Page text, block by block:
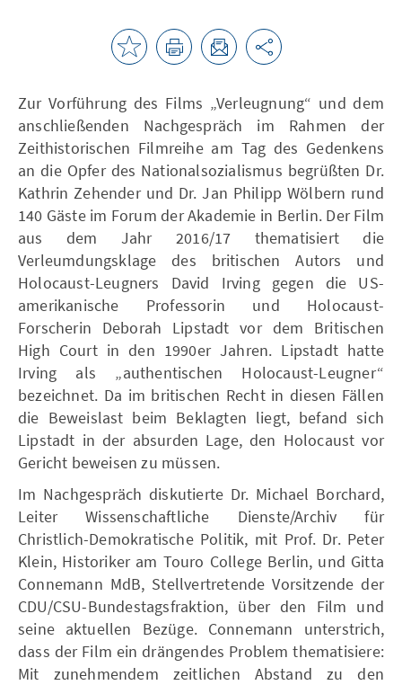
Zur Vorführung des Films „Verleugnung“ und dem
anschließenden Nachgespräch im Rahmen der
Zeithistorischen Filmreihe am Tag des Gedenkens
an die Opfer des Nationalsozialismus begrüßten Dr.
Kathrin Zehender und Dr. Jan Philipp Wölbern rund
140 Gäste im Forum der Akademie in Berlin. Der Film
aus dem Jahr 2016/17 thematisiert die
Verleumdungsklage des britischen Autors und
Holocaust-Leugners David Irving gegen die US-
amerikanische Professorin und Holocaust-
Forscherin Deborah Lipstadt vor dem Britischen
High Court in den 1990er Jahren. Lipstadt hatte
Irving als „authentischen Holocaust-Leugner“
bezeichnet. Da im britischen Recht in diesen Fällen
die Beweislast beim Beklagten liegt, befand sich
Lipstadt in der absurden Lage, den Holocaust vor
Gericht beweisen zu müssen.
Im Nachgespräch diskutierte Dr. Michael Borchard,
Leiter Wissenschaftliche Dienste/Archiv für
Christlich-Demokratische Politik, mit Prof. Dr. Peter
Klein, Historiker am Touro College Berlin, und Gitta
Connemann MdB, Stellvertretende Vorsitzende der
CDU/CSU-Bundestagsfraktion, über den Film und
seine aktuellen Bezüge. Connemann unterstrich,
dass der Film ein drängendes Problem thematisiere:
Mit zunehmendem zeitlichen Abstand zu den